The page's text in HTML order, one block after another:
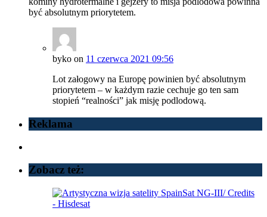
być absolutnym priorytetem.
byko on 11 czerwca 2021 09:56
Lot załogowy na Europę powinien być absolutnym
priorytetem – w każdym razie cechuje go ten sam
stopień “realności” jak misję podlodową.
Reklama
Zobacz też: